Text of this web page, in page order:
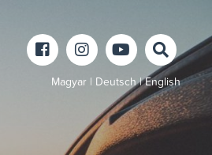
Magyar| Deutsch|English